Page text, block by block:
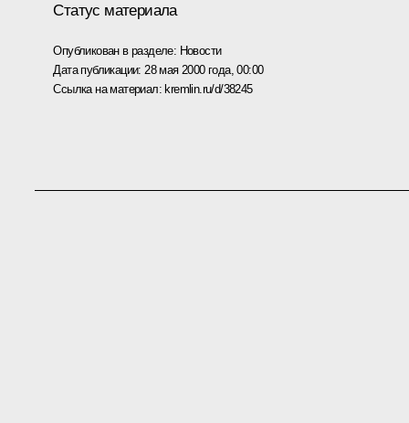
Статус материала
Опубликован в разделе: Новости
Дата публикации: 28 мая 2000 года, 00:00
Ссылка на материал:kremlin.ru/d/38245